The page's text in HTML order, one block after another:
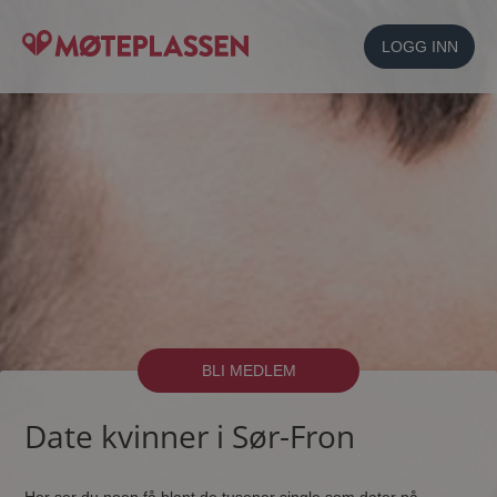
LOGG INN
BLI MEDLEM
Date kvinner i Sør-Fron